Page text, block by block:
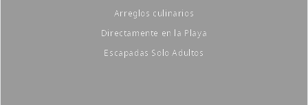
Arreglos culinarios
Directamente en la Playa
Escapadas Solo Adultos